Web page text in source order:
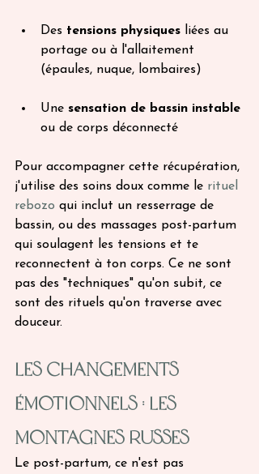
Des tensions physiques liées au
portage ou à l'allaitement
(épaules, nuque, lombaires)
Une sensation de bassin instable
ou de corps déconnecté
Pour accompagner cette récupération,
j'utilise des soins doux comme le rituel
rebozo qui inclut un resserrage de
bassin, ou des massages post-partum
qui soulagent les tensions et te
reconnectent à ton corps. Ce ne sont
pas des "techniques" qu'on subit, ce
sont des rituels qu'on traverse avec
douceur.
Les changements
émotionnels : les
montagnes russes
Le post-partum, ce n'est pas